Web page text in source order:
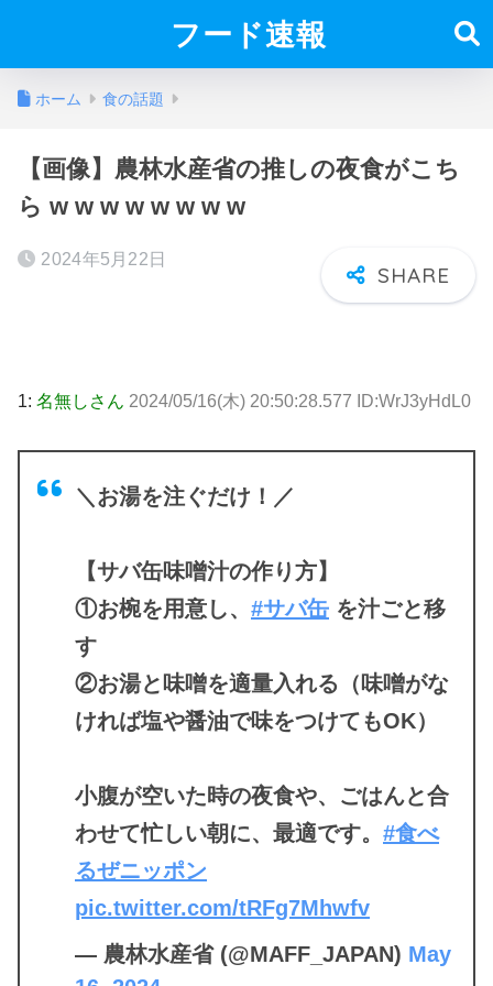
フード速報
ホーム 食の話題
【画像】農林水産省の推しの夜食がこち
ら w w w w w w w w
2024年5月22日
1: 名無しさん 2024/05/16(木) 20:50:28.577 ID:WrJ3yHdL0
＼お湯を注ぐだけ！／
【サバ缶味噌汁の作り方】
①お椀を用意し、 #サバ缶 を汁ごと移
す
②お湯と味噌を適量入れる（味噌がな
ければ塩や醤油で味をつけてもOK）
小腹が空いた時の夜食や、ごはんと合
わせて忙しい朝に、最適です。 #食べ
るぜニッポン
pic.twitter.com/tRFg7Mhwfv
— 農林水産省 (@MAFF_JAPAN) May